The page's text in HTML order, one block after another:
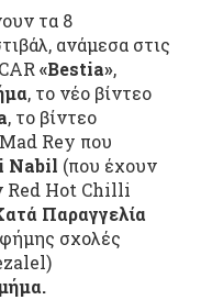
τα 8
ανάμεσα στις
«Bestia»,
, το νέο βίντεο
, το βίντεο
Rey που
Nabil (που έχουν
Red Hot Chilli
Παραγγελία
φήμης σχολές